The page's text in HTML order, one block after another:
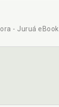
- Juruá